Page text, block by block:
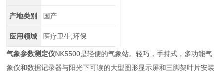
产地类别 国产
应用领域 医疗卫生,环保
气象参数测定仪NK5500是轻便的气象站。轻巧，手持式，多功能气
象仪和数据记录器与阳光下可读的大型图形显示屏和三脚架叶片安装